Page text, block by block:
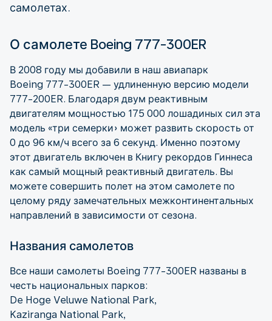
самолетах.
О самолете Boeing 777-300ER
В 2008 году мы добавили в наш авиапарк
Boeing 777-300ER — удлиненную версию модели
777-200ER. Благодаря двум реактивным
двигателям мощностью 175 000 лошадиных сил эта
модель «три семерки» может развить скорость от
0 до 96 км/ч всего за 6 секунд. Именно поэтому
этот двигатель включен в Книгу рекордов Гиннеса
как самый мощный реактивный двигатель. Вы
можете совершить полет на этом самолете по
целому ряду замечательных межконтинентальных
направлений в зависимости от сезона.
Названия самолетов
Все наши самолеты Boeing 777-300ER названы в
честь национальных парков:
De Hoge Veluwe National Park,
Kaziranga National Park,